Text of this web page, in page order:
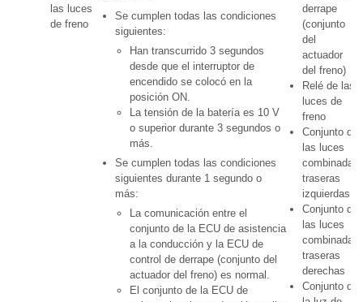
las luces
de freno
Se cumplen todas las condiciones
siguientes:
Han transcurrido 3 segundos
desde que el interruptor de
encendido se colocó en la
posición ON.
La tensión de la batería es 10 V
o superior durante 3 segundos o
más.
Se cumplen todas las condiciones
siguientes durante 1 segundo o
más:
La comunicación entre el
conjunto de la ECU de asistencia
a la conducción y la ECU de
control de derrape (conjunto del
actuador del freno) es normal.
El conjunto de la ECU de
derrape
(conjunto
del
actuador
del freno)
Relé de las
luces de
freno
Conjunto de
las luces
combinadas
traseras
izquierdas
Conjunto de
las luces
combinadas
traseras
derechas
Conjunto de